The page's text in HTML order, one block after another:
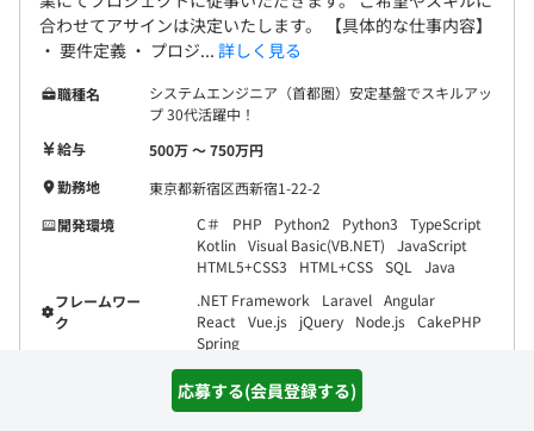
応募する(会員登録する)
合わせてアサインは決定いたします。 【具体的な仕事内容】
・ 要件定義 ・ プロジ... 詳しく見る
職種名
システムエンジニア（首都圏）安定基盤でスキルアッ
プ 30代活躍中！
給与
500万 〜 750万円
勤務地
東京都新宿区西新宿1-22-2
開発環境
C＃ PHP Python2 Python3
TypeScript
Kotlin Visual Basic(VB.NET)
JavaScript
HTML5+CSS3
HTML+CSS SQL
Java
フレームワー
ク
.NET Framework Laravel Angular
React
Vue.js jQuery Node.js CakePHP
Spring
気になる(会員登録) 詳細を見る